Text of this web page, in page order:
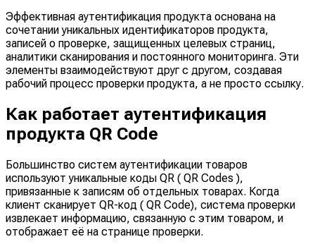
Эффективная аутентификация продукта основана на
сочетании уникальных идентификаторов продукта,
записей о проверке, защищенных целевых страниц,
аналитики сканирования и постоянного мониторинга. Эти
элементы взаимодействуют друг с другом, создавая
рабочий процесс проверки продукта, а не просто ссылку.
Как работает аутентификация
продукта QR Code
Большинство систем аутентификации товаров
используют уникальные коды QR ( QR Codes ),
привязанные к записям об отдельных товарах. Когда
клиент сканирует QR-код ( QR Code), система проверки
извлекает информацию, связанную с этим товаром, и
отображает её на странице проверки.